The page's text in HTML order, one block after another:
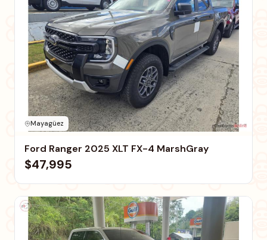
Mayagüez
Ford Ranger 2025 XLT FX-4 MarshGray
$47,995